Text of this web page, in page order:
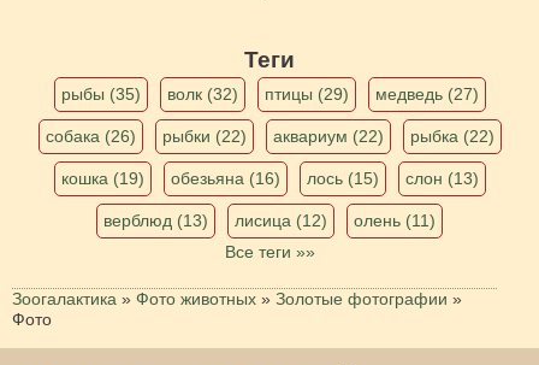
Теги
рыбы (35) волк (32) птицы (29) медведь (27)
собака (26) рыбки (22) аквариум (22) рыбка (22)
кошка (19) обезьяна (16) лось (15) слон (13)
верблюд (13) лисица (12)
олень (11)
Все теги »»
Зоогалактика » Фото животных » Золотые фотографии »
Фото